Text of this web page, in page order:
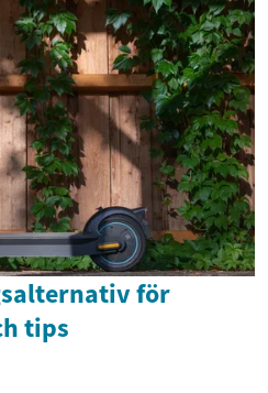
för
tips